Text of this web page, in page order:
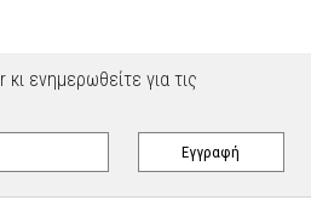
ενημερωθείτε για τις